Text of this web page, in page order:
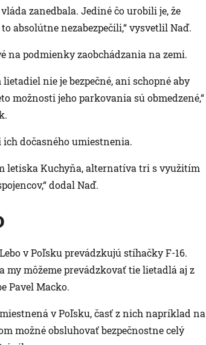
zanedbala. Jediné čo urobili je, že
absolútne nezabezpečili,“ vysvetlil Naď.
na podmienky zaobchádzania na zemi.
nie je bezpečné, ani schopné aby
možnosti jeho parkovania sú obmedzené,“
dočasného umiestnenia.
letiska Kuchyňa, alternatíva tri s využitím
dodal Naď.
v Poľsku prevádzkujú stíhačky F-16.
môžeme prevádzkovať tie lietadlá aj z
Pavel Macko.
v Poľsku, časť z nich napríklad na
možné obsluhovať bezpečnostne celý